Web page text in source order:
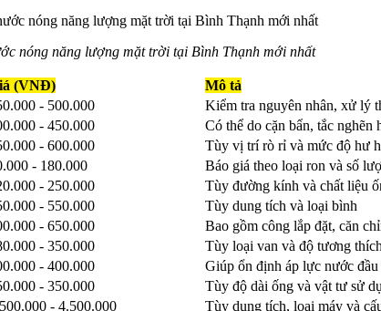
nóng năng lượng mặt trời tại Bình Thạnh mới nhất
(VNĐ)
Mô tả
- 500.000
Kiểm tra nguyên nhân, xử lý
- 450.000
Có thể do cặn bẩn, tắc nghẽn
- 600.000
Tùy vị trí rò rỉ và mức độ hư
- 180.000
Báo giá theo loại ron và số
- 250.000
Tùy đường kính và chất liệu
- 550.000
Tùy dung tích và loại bình
- 650.000
Bao gồm công lắp đặt, căn
- 350.000
Tùy loại van và độ tương
- 400.000
Giúp ổn định áp lực nước đầu
- 350.000
Tùy độ dài ống và vật tư sử
- 4.500.000 Tùy dung tích, loại máy và